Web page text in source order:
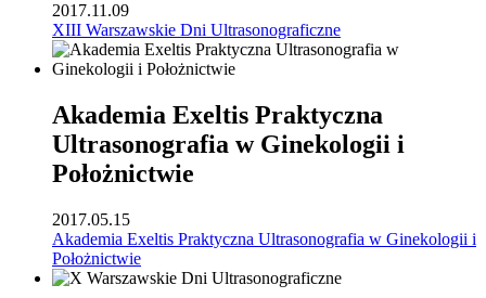
2017.11.09
XIII Warszawskie Dni Ultrasonograficzne
Akademia Exeltis Praktyczna
Ultrasonografia w Ginekologii i
Położnictwie
2017.05.15
Akademia Exeltis Praktyczna Ultrasonografia w Ginekologii i
Położnictwie